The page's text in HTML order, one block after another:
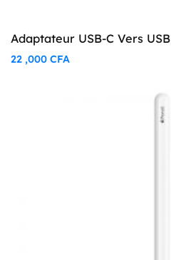
Adaptateur USB-C Vers USB
22 ,000 CFA